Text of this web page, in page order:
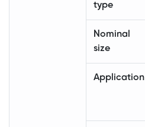
type
Nominal
size
Application